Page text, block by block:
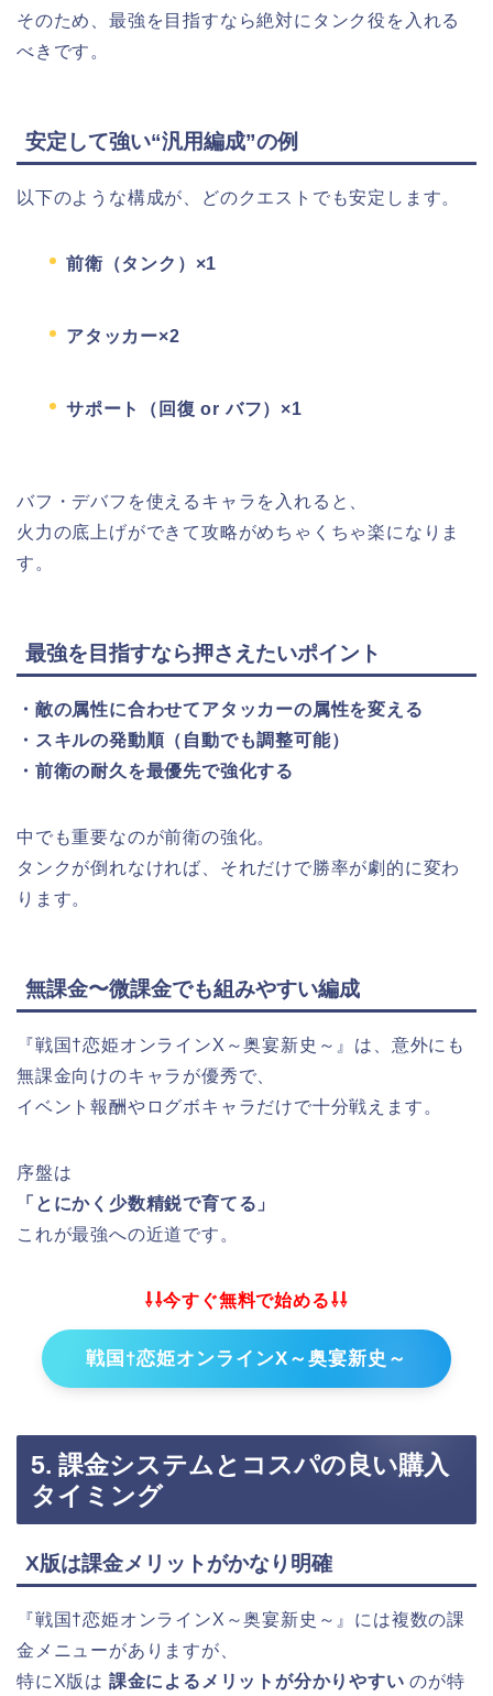
そのため、最強を目指すなら絶対にタンク役を入れる
べきです。
安定して強い“汎用編成”の例
以下のような構成が、どのクエストでも安定します。
前衛（タンク）×1
アタッカー×2
サポート（回復 or バフ）×1
バフ・デバフを使えるキャラを入れると、
火力の底上げができて攻略がめちゃくちゃ楽になりま
す。
最強を目指すなら押さえたいポイント
・敵の属性に合わせてアタッカーの属性を変える
・スキルの発動順（自動でも調整可能）
・前衛の耐久を最優先で強化する
中でも重要なのが前衛の強化。
タンクが倒れなければ、それだけで勝率が劇的に変わ
ります。
無課金〜微課金でも組みやすい編成
『戦国†恋姫オンラインX～奥宴新史～』は、意外にも
無課金向けのキャラが優秀で、
イベント報酬やログボキャラだけで十分戦えます。
序盤は
「とにかく少数精鋭で育てる」
これが最強への近道です。
⇩⇩今すぐ無料で始める⇩⇩
戦国†恋姫オンラインX～奥宴新史～
5. 課金システムとコスパの良い購入
タイミング
X版は課金メリットがかなり明確
『戦国†恋姫オンラインX～奥宴新史～』には複数の課
金メニューがありますが、
特にX版は 課金によるメリットが分かりやすい のが特